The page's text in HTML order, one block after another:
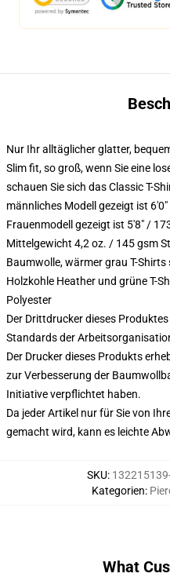
Nur Ihr alltäglicher glatter,
Slim fit, so groß, wenn Sie eine
schauen Sie sich das Classic T-
männliches Modell gezeigt ist
Frauenmodell gezeigt ist 5'8" /
Mittelgewicht 4,2 oz. / 145 gsm
Baumwolle, wärmer grau T-
Holzkohle Heather und grüne T-
Polyester
Der Drittdrucker dieses
Standards der
Der Drucker dieses Produkts
zur Verbesserung der
Initiative verpflichtet haben.
Da jeder Artikel nur für Sie von
gemacht wird, kann es leichte
SKU:
Kategorien:
What